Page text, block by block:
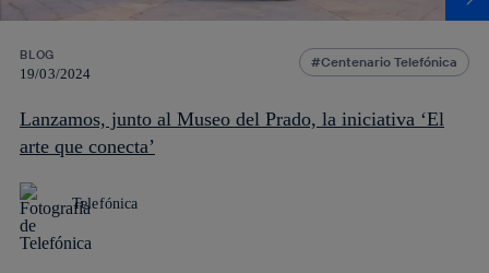
BLOG
19/03/2024
Centenario Telefónica
Lanzamos, junto al Museo del Prado, la iniciativa ‘El
arte que conecta’
Telefónica